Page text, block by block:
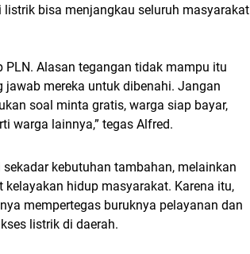
bisa menjangkau seluruh masyarakat
PLN. Alasan tegangan tidak mampu itu
mereka untuk dibenahi. Jangan
soal minta gratis, warga siap bayar,
warga lainnya,” tegas Alfred.
kebutuhan tambahan, melainkan
hidup masyarakat. Karena itu,
mempertegas buruknya pelayanan dan
listrik di daerah.